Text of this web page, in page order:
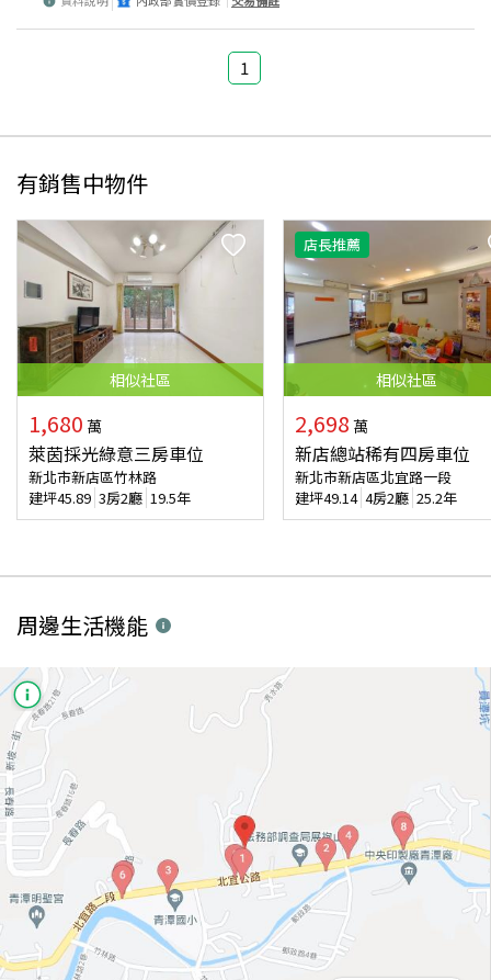
1
有銷售中物件
相似社區
1,680 萬
萊茵採光綠意三房車位
新北市新店區竹林路
建坪45.89 3房2廳 19.5年
店長推薦
相似社區
2,698 萬
新店總站稀有四房車位
新北市新店區北宜路一段
建坪49.14 4房2廳 25.2年
周邊生活機能